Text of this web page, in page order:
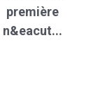
première
n&eacut...